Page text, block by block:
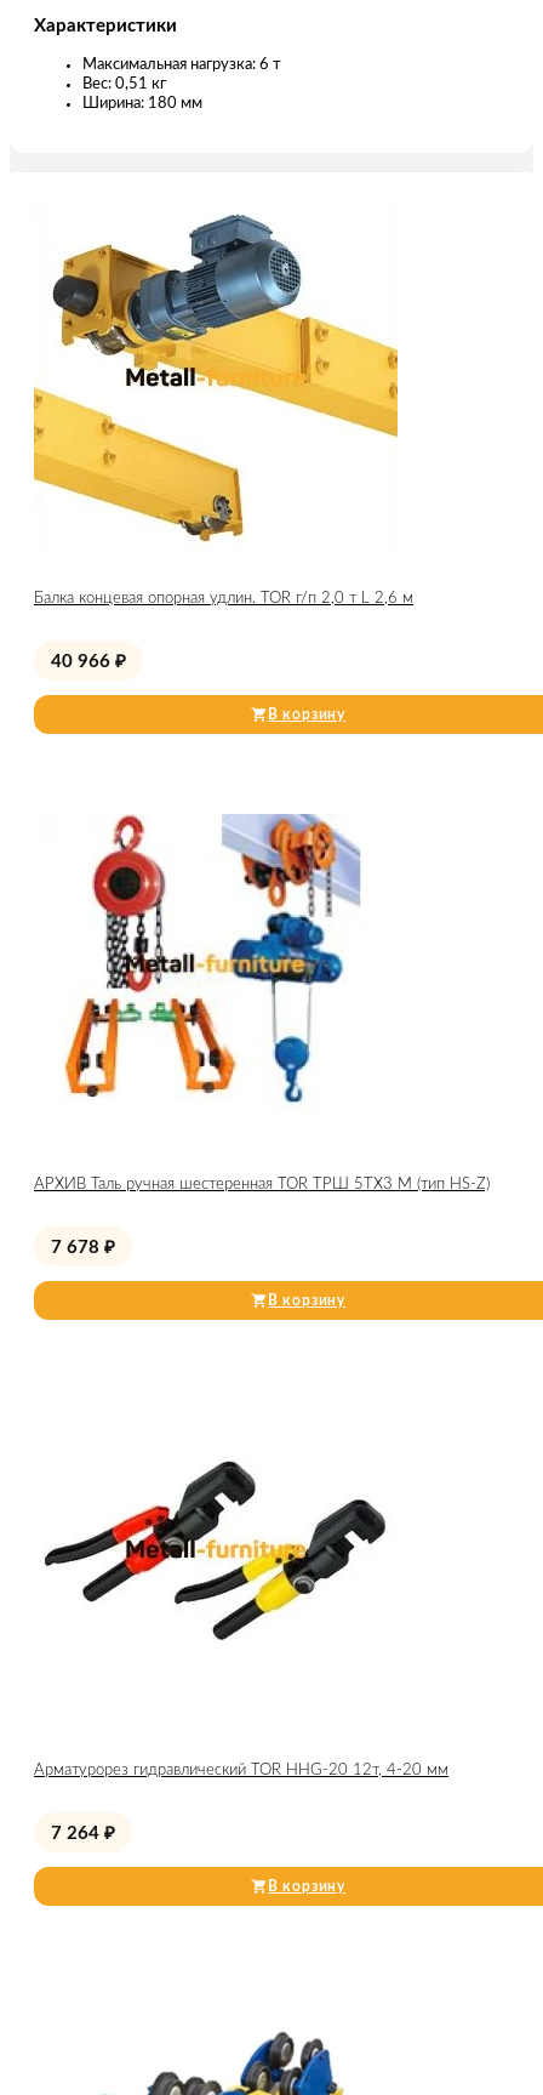
Характеристики
Максимальная нагрузка: 6 т
Вес: 0,51 кг
Ширина: 180 мм
Балка концевая опорная удлин. TOR г/п 2,0 т L 2,6 м
40 966 ₽
В корзину
АРХИВ Таль ручная шестеренная TOR ТРШ 5ТХ3 М (тип HS-Z)
7 678 ₽
В корзину
Арматурорез гидравлический TOR HHG-20 12т, 4-20 мм
7 264 ₽
В корзину